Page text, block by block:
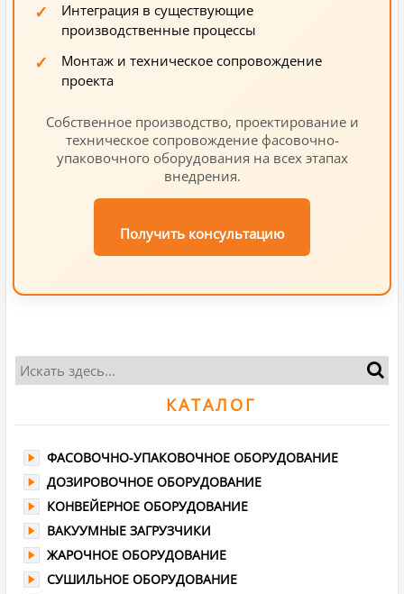
Интеграция в существующие
производственные процессы
Монтаж и техническое сопровождение
проекта
Собственное производство, проектирование и
техническое сопровождение фасовочно-
упаковочного оборудования на всех этапах
внедрения.
Получить консультацию
КАТАЛОГ
ФАСOВОЧНО-УПAКOВОЧНОЕ ОБОРУДОВАНИЕ
ДОЗИРОВОЧНОЕ ОБОРУДОВАНИЕ
КОНВЕЙЕРНОЕ ОБОРУДОВАНИЕ
ВАКУУМНЫЕ ЗАГРУЗЧИКИ
ЖАРОЧНОЕ ОБОРУДОВАНИЕ
СУШИЛЬНОЕ ОБОРУДОВАНИЕ